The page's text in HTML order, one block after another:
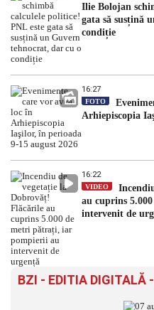
Ilie Bolojan
gata să susțină
condiție
16:27
FOTO
Arhiepiscopia
16:22
VIDEO
au cuprins
intervenit de
BZI - EDITIA DIGITALĂ